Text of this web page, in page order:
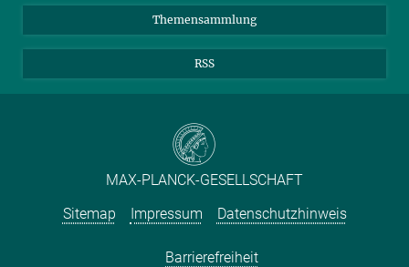
Themensammlung
RSS
MAX-PLANCK-GESELLSCHAFT
Sitemap
Impressum Datenschutzhinweis
Barrierefreiheit